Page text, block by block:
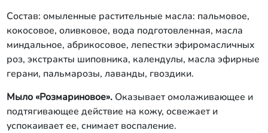
касторовое, вода подготовленная,
масла из виноградных косточек,
касторовое, масло зародышей риса,
экстракты зверобоя, шалфея, лист
мяты, масла эфирные вербены, мяты.
Состав: омыленные растительные масла: пальмовое,
кокосовое, оливковое, вода подготовленная, масла
миндальное, абрикосовое, лепестки эфиромасличных
роз, экстракты шиповника, календулы, масла эфирные
герани, пальмарозы, лаванды, гвоздики.
Мыло «Розмариновое».Оказывает омолаживающее и
подтягивающее действие на кожу, освежает и
успокаивает ее, снимает воспаление.